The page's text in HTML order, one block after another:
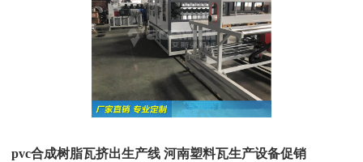
pvc合成树脂瓦挤出生产线 河南塑料瓦生产设备促销